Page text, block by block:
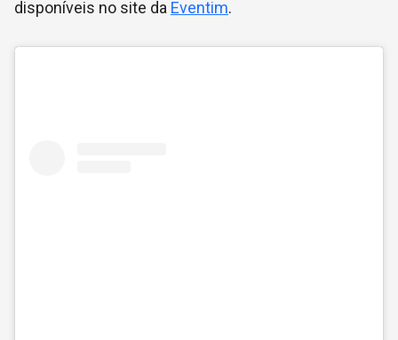
disponíveis no site da Eventim.